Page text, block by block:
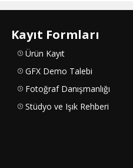
Kayıt Formları
Ürün Kayıt
GFX Demo Talebi
Fotoğraf Danışmanlığı
Stüdyo ve Işık Rehberi